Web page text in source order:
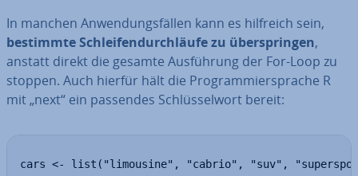
In manchen An­wen­dungs­fäl­len kann es hilfreich sein,
bestimmte Schlei­fen­durch­läu­fe zu über­sprin­gen,
anstatt direkt die gesamte Aus­füh­rung der For-Loop zu
stoppen. Auch hierfür hält die Pro­gram­mier­spra­che R
mit „next“ ein passendes Schlüs­sel­wort bereit:
cars <- list("limousine", "cabrio", "suv",